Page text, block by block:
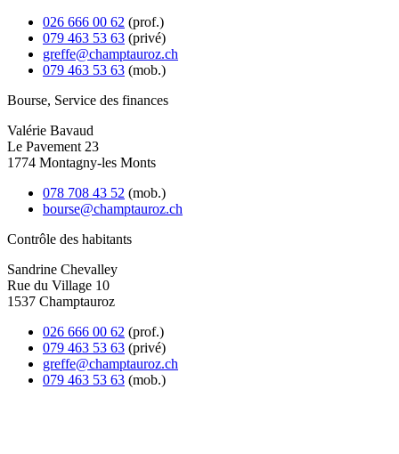
026 666 00 62 (prof.)
079 463 53 63 (privé)
greffe@champtauroz.ch
079 463 53 63 (mob.)
Bourse, Service des finances
Valérie Bavaud
Le Pavement 23
1774 Montagny-les Monts
078 708 43 52 (mob.)
bourse@champtauroz.ch
Contrôle des habitants
Sandrine Chevalley
Rue du Village 10
1537 Champtauroz
026 666 00 62 (prof.)
079 463 53 63 (privé)
greffe@champtauroz.ch
079 463 53 63 (mob.)